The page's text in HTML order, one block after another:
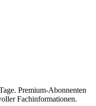
Premium-Abonnenten
Fachinformationen.